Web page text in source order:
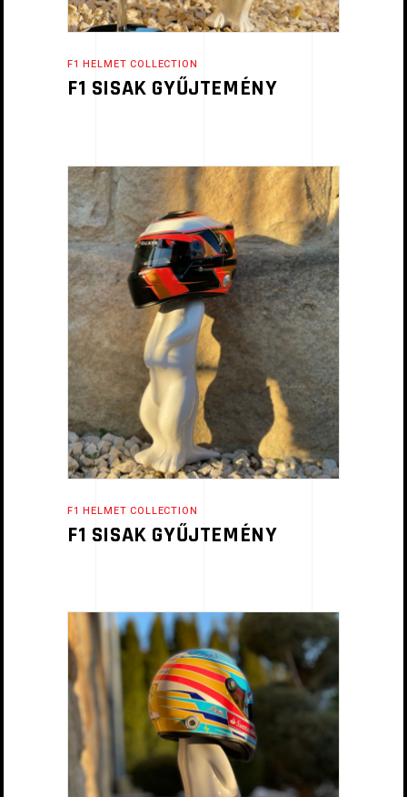
F1 HELMET COLLECTION
F1 SISAK GYŰJTEMÉNY
F1 HELMET COLLECTION
F1 SISAK GYŰJTEMÉNY